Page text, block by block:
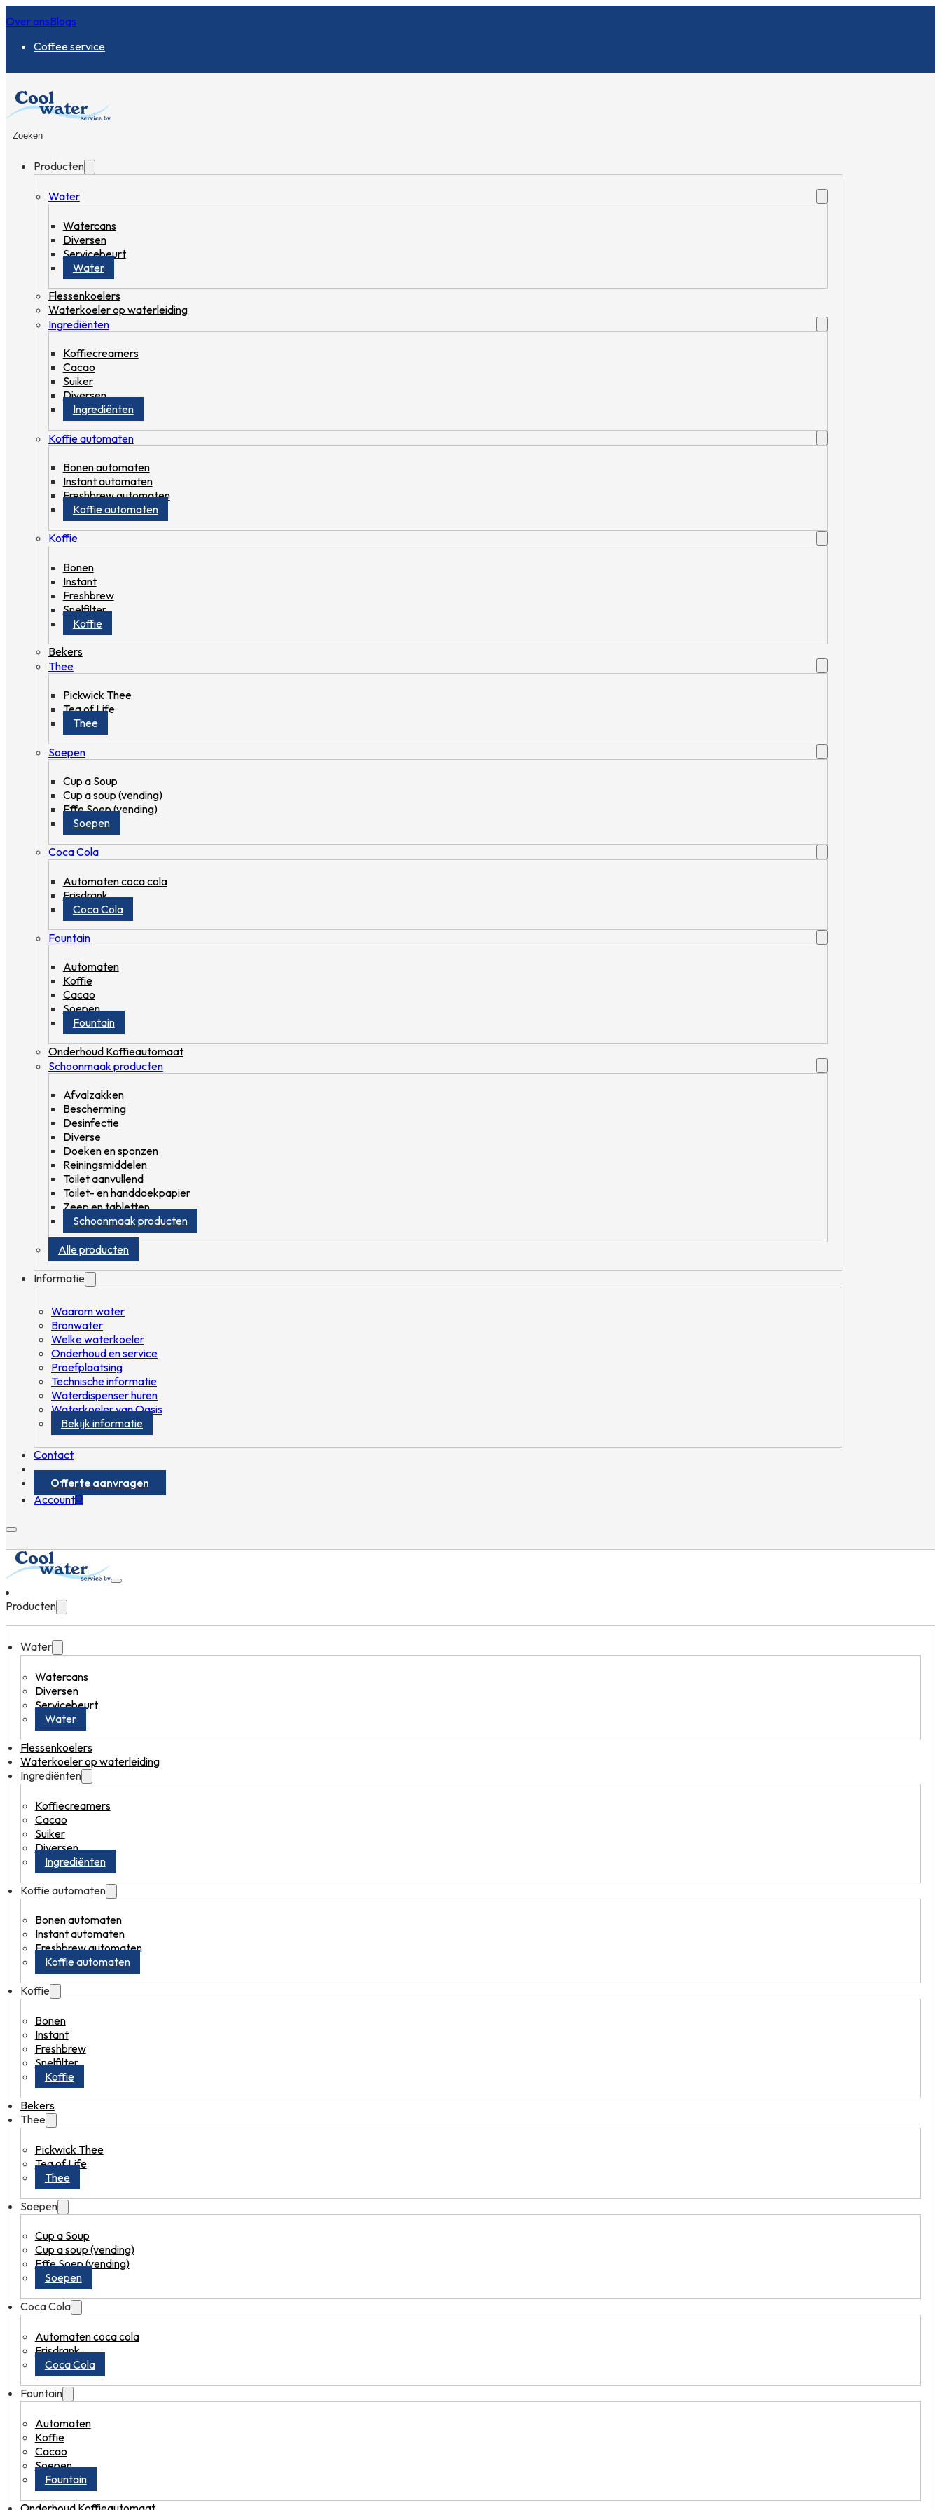
Over onsBlogs
Coffee service
Zoeken
Producten
Water
Watercans
Diversen
Servicebeurt
Water
Flessenkoelers
Waterkoeler op waterleiding
Ingrediënten
Koffiecreamers
Cacao
Suiker
Diversen
Ingrediënten
Koffie automaten
Bonen automaten
Instant automaten
Freshbrew automaten
Koffie automaten
Koffie
Bonen
Instant
Freshbrew
Snelfilter
Koffie
Bekers
Thee
Pickwick Thee
Tea of Life
Thee
Soepen
Cup a Soup
Cup a soup (vending)
Effe Soep (vending)
Soepen
Coca Cola
Automaten coca cola
Frisdrank
Coca Cola
Fountain
Automaten
Koffie
Cacao
Soepen
Fountain
Onderhoud Koffieautomaat
Schoonmaak producten
Afvalzakken
Bescherming
Desinfectie
Diverse
Doeken en sponzen
Reiningsmiddelen
Toilet aanvullend
Toilet- en handdoekpapier
Zeep en tabletten
Schoonmaak producten
Alle producten
Informatie
Waarom water
Bronwater
Welke waterkoeler
Onderhoud en service
Proefplaatsing
Technische informatie
Waterdispenser huren
Waterkoeler van Oasis
Bekijk informatie
Contact
Offerte aanvragen
Account0
Producten
Water
Watercans
Diversen
Servicebeurt
Water
Flessenkoelers
Waterkoeler op waterleiding
Ingrediënten
Koffiecreamers
Cacao
Suiker
Diversen
Ingrediënten
Koffie automaten
Bonen automaten
Instant automaten
Freshbrew automaten
Koffie automaten
Koffie
Bonen
Instant
Freshbrew
Snelfilter
Koffie
Bekers
Thee
Pickwick Thee
Tea of Life
Thee
Soepen
Cup a Soup
Cup a soup (vending)
Effe Soep (vending)
Soepen
Coca Cola
Automaten coca cola
Frisdrank
Coca Cola
Fountain
Automaten
Koffie
Cacao
Soepen
Fountain